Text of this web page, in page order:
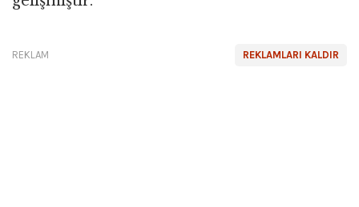
REKLAMLARI KALDIR
REKLAM